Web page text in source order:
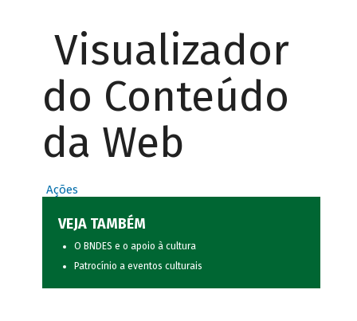
Visualizador
do Conteúdo
da Web
Ações
VEJA TAMBÉM
O BNDES e o apoio à cultura
Patrocínio a eventos culturais